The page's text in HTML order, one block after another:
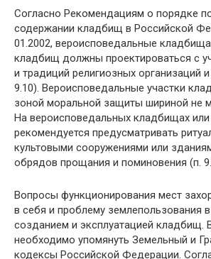
Согласно Рекомендациям о порядке
содержании кладбищ в Российской
01.2002, вероисповедальные кладбища
кладбищ должны проектироваться с
и традиций религиозных организаций
9.10). Вероисповедальные участки
зоной моральной защиты шириной не
На вероисповедальных кладбищах или
рекомендуется предусматривать
культовыми сооружениями или
обрядов прощания и поминовения (п.
Вопросы функционирования мест
в себя и проблему землепользования
созданием и эксплуатацией кладбищ.
необходимо упомянуть Земельный и
кодексы Российской Федерации.